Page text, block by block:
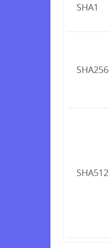
SHA1
SHA256
SHA512